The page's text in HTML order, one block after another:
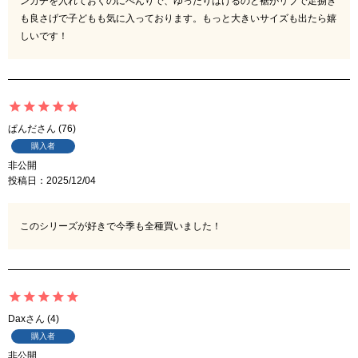
も良さげで子どもも気に入っております。もっと大きいサイズも出たら嬉
しいです！
ぱんだ 76
購入者
非公開
投稿日
2025/12/04
このシリーズが好きで今季も全種買いました！
Dax 4
購入者
非公開